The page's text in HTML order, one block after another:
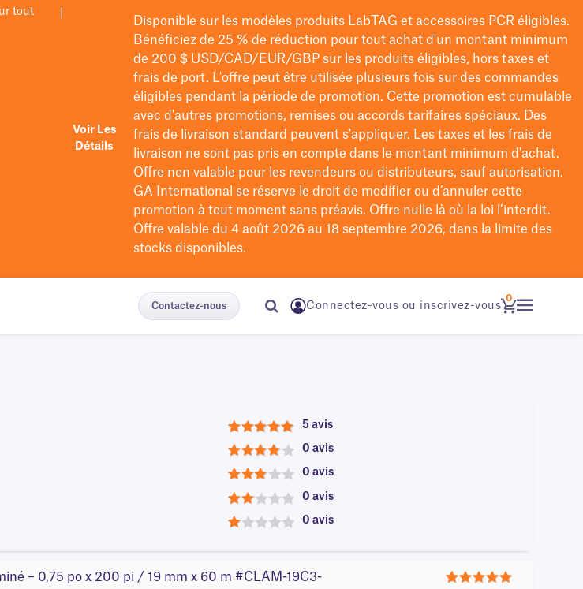
tout
Voir Les
Détails
Disponible sur les modèles produits LabTAG et accessoires PCR éligibles.
Bénéficiez de 25 % de réduction pour tout achat d'un montant minimum
de 200 $USD/CAD/EUR/GBPsur les produits éligibles, hors taxes et
frais de port. L'offre peut être utilisée plusieurs fois sur des commandes
éligibles pendant la période de promotion. Cette promotion est cumulable
avec d'autres promotions, remises ou accords tarifaires spéciaux. Des
frais de livraison standard peuvent s'appliquer. Les taxes et les frais de
livraison ne sont pas pris en compte dans le montant minimum d'achat.
Offre non valable pour les revendeurs ou distributeurs, sauf autorisation.
GA International se réserve le droit de modifierou d’annuler cette
promotion à tout moment sans préavis. Offre nulle là où la loi l’interdit.
Offre valable du 4 août 2026 au 18 septembre 2026, dans la limite des
stocks disponibles.
Contactez-nous Connectez-vous ou inscrivez-vous
0
5
5 avis
4
0 avis
3
0 avis
2
0 avis
0 avis
– 0,75 po x 200 pi / 19 mm x 60 m #CLAM-19C3-